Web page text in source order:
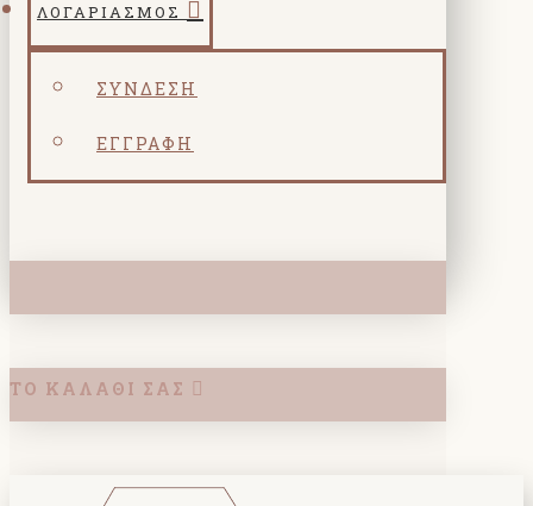
ΛΟΓΑΡΙΑΣΜΌΣ
ΣΎΝΔΕΣΗ
ΕΓΓΡΑΦΉ
ΤΟ ΚΑΛΆΘΙ ΣΑΣ